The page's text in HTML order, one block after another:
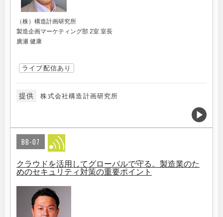
（株）構造計画研究所
製造企画マーケティング部 2室 室長
廣瀬 健康
ライブ配信あり
提供 株式会社構造計画研究所
BB-07
クラウドを活用してグローバルで守る。製造業のた
めのセキュリティ対策の重要ポイント